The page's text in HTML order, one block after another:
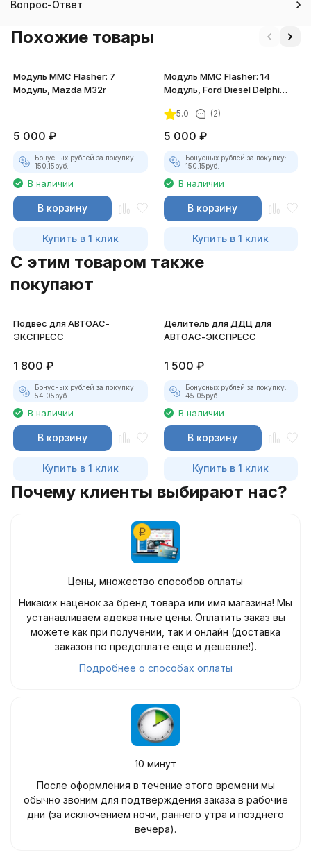
Вопрос-Ответ
Похожие товары
Модуль MMC Flasher: 7
Модуль, Mazda M32r
5 000 ₽
Бонусных рублей за покупку:
150.15руб.
В наличии
В корзину
Купить в 1 клик
Модуль MMC Flasher: 14
Модуль, Ford Diesel Delphi
5.0 (2)
5 000 ₽
Бонусных рублей за покупку:
150.15руб.
В наличии
В корзину
Купить в 1 клик
C этим товаром также
покупают
Подвес для АВТОАС-
ЭКСПРЕСС
1 800 ₽
Бонусных рублей за покупку:
54.05руб.
В наличии
В корзину
Купить в 1 клик
Делитель для ДДЦ для
АВТОАС-ЭКСПРЕСС
1 500 ₽
Бонусных рублей за покупку:
45.05руб.
В наличии
В корзину
Купить в 1 клик
Почему клиенты выбирают нас?
Цены, множество способов оплаты
Никаких наценок за бренд товара или имя магазина! Мы
устанавливаем адекватные цены. Оплатить заказ вы
можете как при получении, так и онлайн (доставка
заказов по предоплате ещё и дешевле!).
Подробнее о способах оплаты
10 минут
После оформления в течение этого времени мы
обычно звоним для подтверждения заказа в рабочие
дни (за исключением ночи, раннего утра и позднего
вечера).